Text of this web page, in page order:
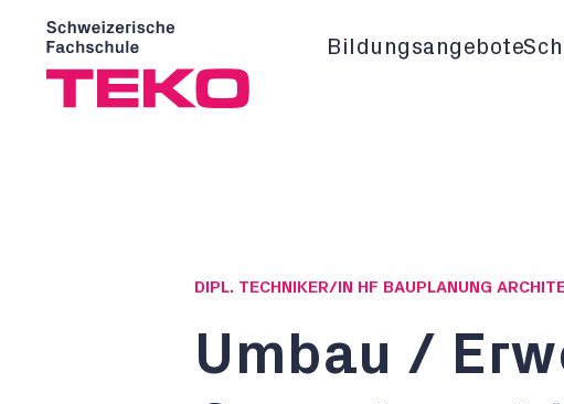
Bildungsangebote
DIPL. TECHNIKER/IN HF BAUPLANUNG
Umbau /